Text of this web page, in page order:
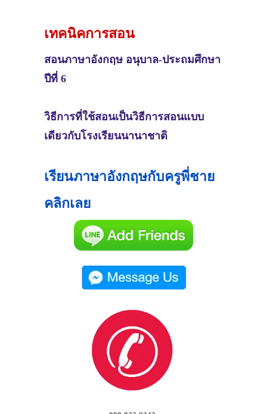
เทคนิคการสอน
สอนภาษาอังกฤษ อนุบาล-ประถมศึกษา
ปีที่ 6
วิธีการที่ใช้สอนเป็นวิธีการสอนแบบ
เดียวกับโรงเรียนนานาชาติ
เรียนภาษาอังกฤษกับครูพี่ชาย
คลิกเลย